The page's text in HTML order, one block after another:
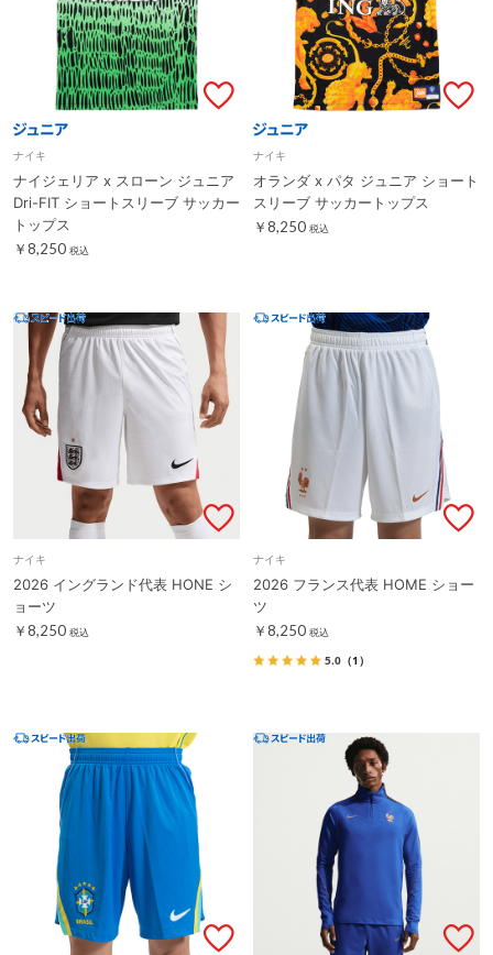
ナイキ
ナイジェリア x スローン ジュニア
Dri-FIT ショートスリーブ サッカー
トップス
￥8,250 税込
ナイキ
オランダ x パタ ジュニア ショート
スリーブ サッカートップス
￥8,250 税込
ナイキ
2026 イングランド代表 HONE シ
ョーツ
￥8,250 税込
ナイキ
2026 フランス代表 HOME ショー
ツ
￥8,250 税込
5.0 （1）